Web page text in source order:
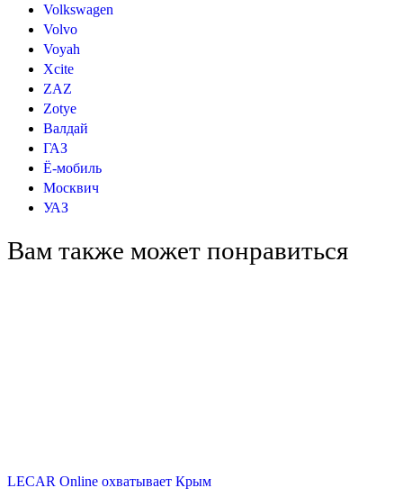
Volkswagen
Volvo
Voyah
Xcite
ZAZ
Zotye
Валдай
ГАЗ
Ё-мобиль
Москвич
УАЗ
Вам также может понравиться
LECAR Online охватывает Крым